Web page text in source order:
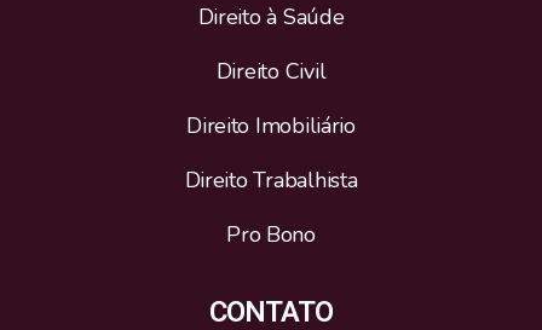
Direito à Saúde
Direito Civil
Direito Imobiliário
Direito Trabalhista
Pro Bono
CONTATO